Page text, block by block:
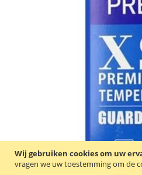
Wij gebruiken cookies om uw
vragen we uw toestemming om de